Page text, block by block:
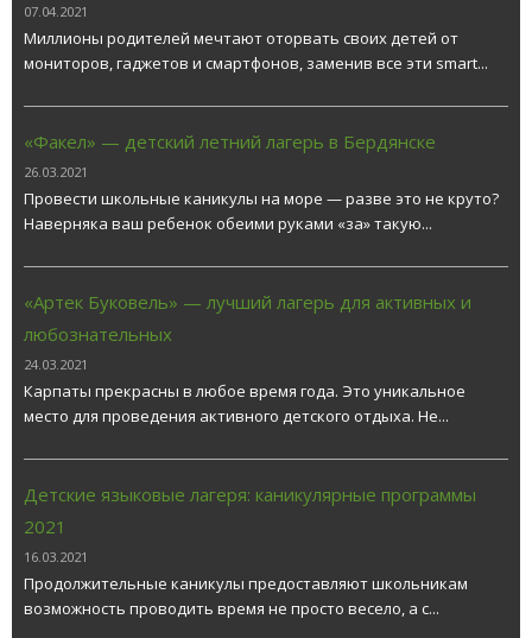
07.04.2021
Миллионы родителей мечтают оторвать своих детей от
мониторов, гаджетов и смартфонов, заменив все эти smart...
«Факел» — детский летний лагерь в Бердянске
26.03.2021
Провести школьные каникулы на море — разве это не круто?
Наверняка ваш ребенок обеими руками «за» такую...
«Артек Буковель» — лучший лагерь для активных и
любознательных
24.03.2021
Карпаты прекрасны в любое время года. Это уникальное
место для проведения активного детского отдыха. Не...
Детские языковые лагеря: каникулярные программы
2021
16.03.2021
Продолжительные каникулы предоставляют школьникам
возможность проводить время не просто весело, а с...